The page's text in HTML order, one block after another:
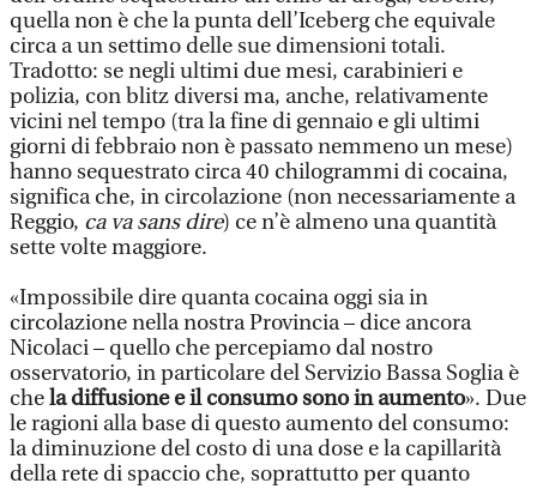
quella non è che la punta dell’Iceberg che equivale
circa a un settimo delle sue dimensioni totali.
Tradotto: se negli ultimi due mesi, carabinieri e
polizia, con blitz diversi ma, anche, relativamente
vicini nel tempo (tra la fine di gennaio e gli ultimi
giorni di febbraio non è passato nemmeno un mese)
hanno sequestrato circa 40 chilogrammi di cocaina,
significa che, in circolazione (non necessariamente a
Reggio, ca va sans dire) ce n’è almeno una quantità
sette volte maggiore.
«Impossibile dire quanta cocaina oggi sia in
circolazione nella nostra Provincia – dice ancora
Nicolaci – quello che percepiamo dal nostro
osservatorio, in particolare del Servizio Bassa Soglia è
chela diffusione e il consumo sono in aumento». Due
le ragioni alla base di questo aumento del consumo:
la diminuzione del costo di una dose e la capillarità
della rete di spaccio che, soprattutto per quanto